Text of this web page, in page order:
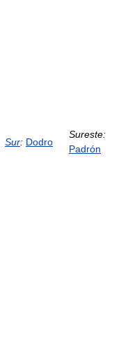
Sur: Dodro
Sureste:
Padrón